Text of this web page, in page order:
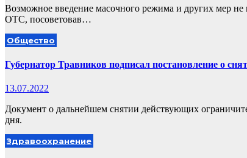
Возможное введение масочного режима и других мер
ОТС, посоветовав…
Общество
Губернатор Травников подписал постановление о
13.07.2022
Документ о дальнейшем снятии действующих
дня.
Здравоохранение